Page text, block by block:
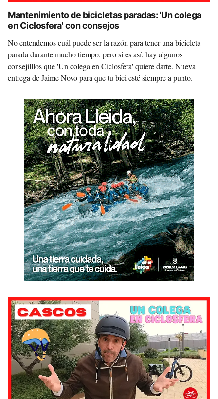
Mantenimiento de bicicletas paradas: 'Un colega
en Ciclosfera' con consejos
No entendemos cuál puede ser la razón para tener una bicicleta
parada durante mucho tiempo, pero si es así, hay algunos
consejilllos que 'Un colega en Ciclosfera' quiere darte. Nueva
entrega de Jaime Novo para que tu bici esté siempre a punto.